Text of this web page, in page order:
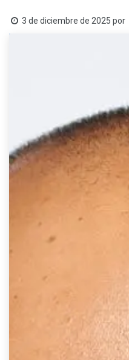
3 de diciembre de 2025 por